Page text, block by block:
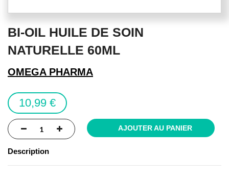
to
beginning
of
images
gallery
BI-OIL HUILE DE SOIN
NATURELLE 60ML
OMEGA PHARMA
10,99 €
AJOUTER AU PANIER
Description